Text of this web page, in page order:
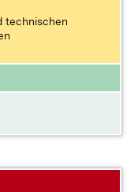
technischen